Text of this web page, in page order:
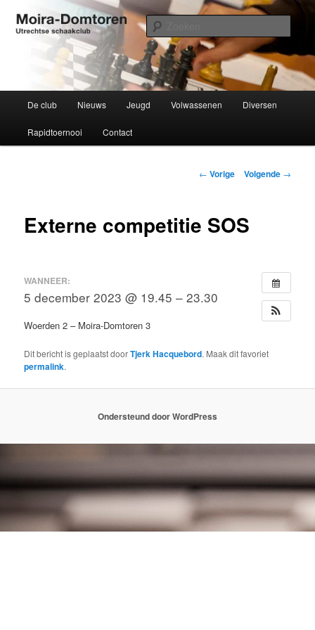
naar
Moira-Domtoren
Utrechtse schaakclub opgericht 1934
De club Nieuws Jeugd Volwassenen Diversen
Rapidtoernooi Contact
Bericht
← Vorige Volgende →
Externe competitie SOS
WANNEER:
5 december 2023 @ 19.45 – 23.30
Woerden 2 – Moira-Domtoren 3
Dit bericht is geplaatst doorTjerk Hacquebord. Maak dit favoriet
permalink.
Ondersteund door WordPress